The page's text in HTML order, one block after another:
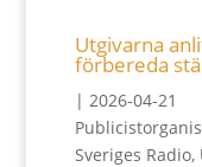
Utgivarna
förbereda
| 2026-04-21
Sveriges Radio,